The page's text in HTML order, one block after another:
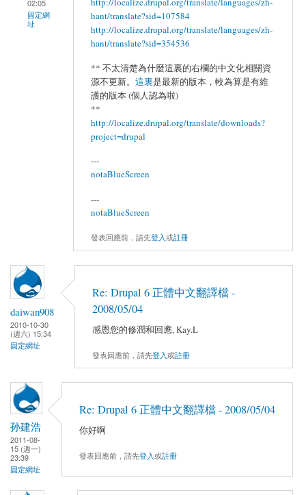
02:05
固定網
址
hant/translate?sid=107584
http://localize.drupal.org/translate/languages/zh-
hant/translate?sid=354536
** 不太清楚為什麼這裏的右欄的中文化相關資
源不更新。 這裏是最新的版本，較為算是有維
護的版本 (個人認為啦)
**
http://localize.drupal.org/translate/downloads?
project=drupal
---
notaBlueScreen
---
notaBlueScreen
發表回應前，請先登入或註冊
daiwan908
2010-10-30
(週六) 15:34
固定網址
Re: Drupal 6 正體中文翻譯檔 -
2008/05/04
感恩您的修潤和回應, Kay.L
發表回應前，請先登入或註冊
孙建浩
2011-08-
15 (週一)
23:39
固定網址
Re: Drupal 6 正體中文翻譯檔 - 2008/05/04
你好啊
發表回應前，請先登入或註冊